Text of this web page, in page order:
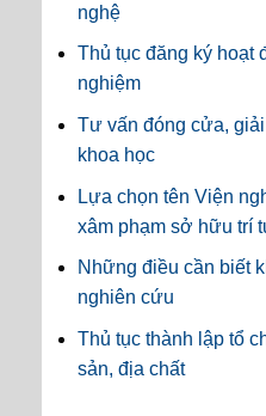
nghệ
Thủ tục đăng ký hoạt
nghiệm
Tư vấn đóng cửa,
khoa học
Lựa chọn tên Viện
xâm phạm sở hữu trí
Những điều cần biết
nghiên cứu
Thủ tục thành lập tổ
sản, địa chất